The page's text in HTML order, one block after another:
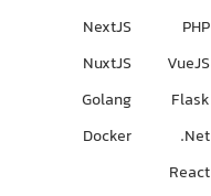
PHP
VueJS
Flask
Net.
React
NextJS
NuxtJS
Golang
Docker